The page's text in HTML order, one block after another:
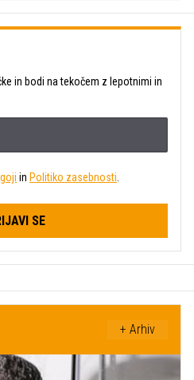
in bodi na tekočem z lepotnimi in
in Politiko zasebnosti.
SE
+ Arhiv